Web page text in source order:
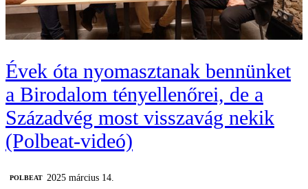
Évek óta nyomasztanak bennünket
a Birodalom tényellenőrei, de a
Századvég most visszavág nekik
(Polbeat-videó)
‎POLBEAT 2025 március 14.